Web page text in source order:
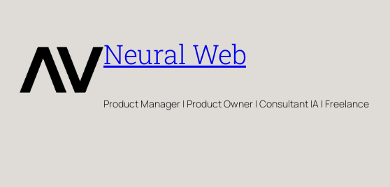
contenu
Neural Web
Product Manager | Product Owner | Consultant IA | Freelance